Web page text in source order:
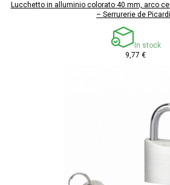
Lucchetto in alluminio colorato 40 mm, arco
– Serrurerie de
In stock
9,77 €